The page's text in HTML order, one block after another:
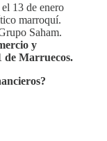
13 de enero
marroquí.
Saham.
y
de Marruecos.